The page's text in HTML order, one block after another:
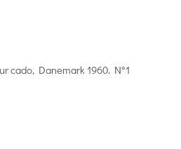
cado, Danemark 1960. N°1